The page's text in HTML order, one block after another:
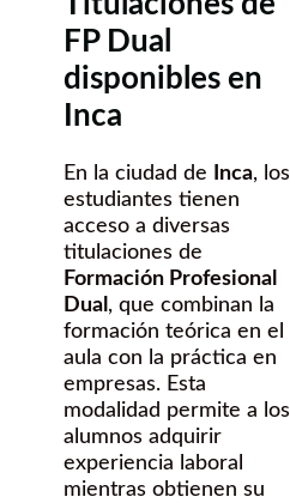
FP Dual
disponibles en
Inca
En la ciudad de Inca, los
estudiantes tienen
acceso a diversas
titulaciones de
Formación Profesional
Dual , que combinan la
formación teórica en el
aula con la práctica en
empresas. Esta
modalidad permite a los
alumnos adquirir
experiencia laboral
mientras obtienen su